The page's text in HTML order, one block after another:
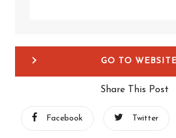
GO TO WEBSITE
Share This Post
Facebook Twitter